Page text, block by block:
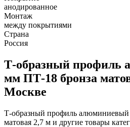
анодированное
Монтаж
между покрытиями
Страна
Россия
Т-образный профиль
мм ПТ-18 бронза
Москве
Т-образный профиль
матовая 2,7 м и другие товары